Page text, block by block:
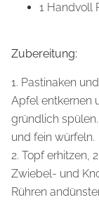
1 Handvoll
Zubereitung:
1. Pastinaken
Apfel entkernen
gründlich
und fein würfeln.
2. Topf erhitzen,
Zwiebel- und
Rühren